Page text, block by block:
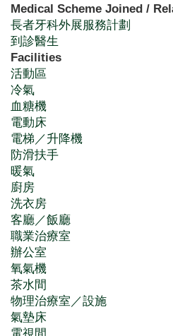
Medical Scheme Joined /
長者牙科外展服務計劃
到診醫生
Facilities
活動區
冷氣
血糖機
電動床
電梯／升降機
防滑扶手
暖氣
廚房
洗衣房
客廳／飯廳
職業治療室
辦公室
氧氣機
茶水間
物理治療室／設施
氣墊床